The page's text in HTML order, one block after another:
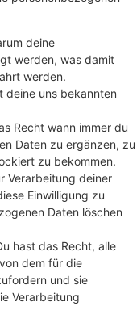
deine
werden, was damit
werden.
deine uns bekannten
Recht wann immer du
Daten zu ergänzen, zu
zu bekommen.
Verarbeitung deiner
Einwilligung zu
Daten löschen
hast das Recht, alle
dem für die
und sie
Verarbeitung